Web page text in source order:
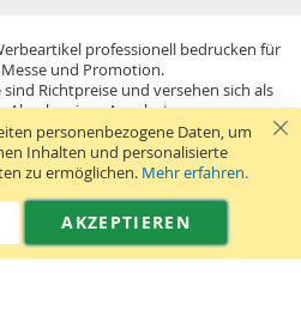
professionell bedrucken für
und Promotion.
Richtpreise und versehen sich als
Abgabe eines Angebots.
Bedarf (§14 BGB) im Sinne der
sich netto zzgl. MwSt. USB-
zzgl. Druckkosten und GEMA.
40 Kontaktformular
personenbezogene Daten, um
Inhalten und personalisierte
zu ermöglichen. Mehr erfahren.
AKZEPTIEREN